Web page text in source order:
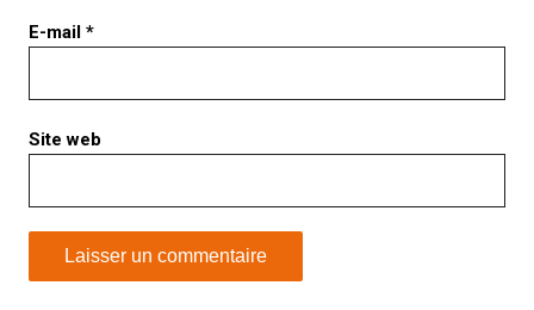
E-mail *
Site web